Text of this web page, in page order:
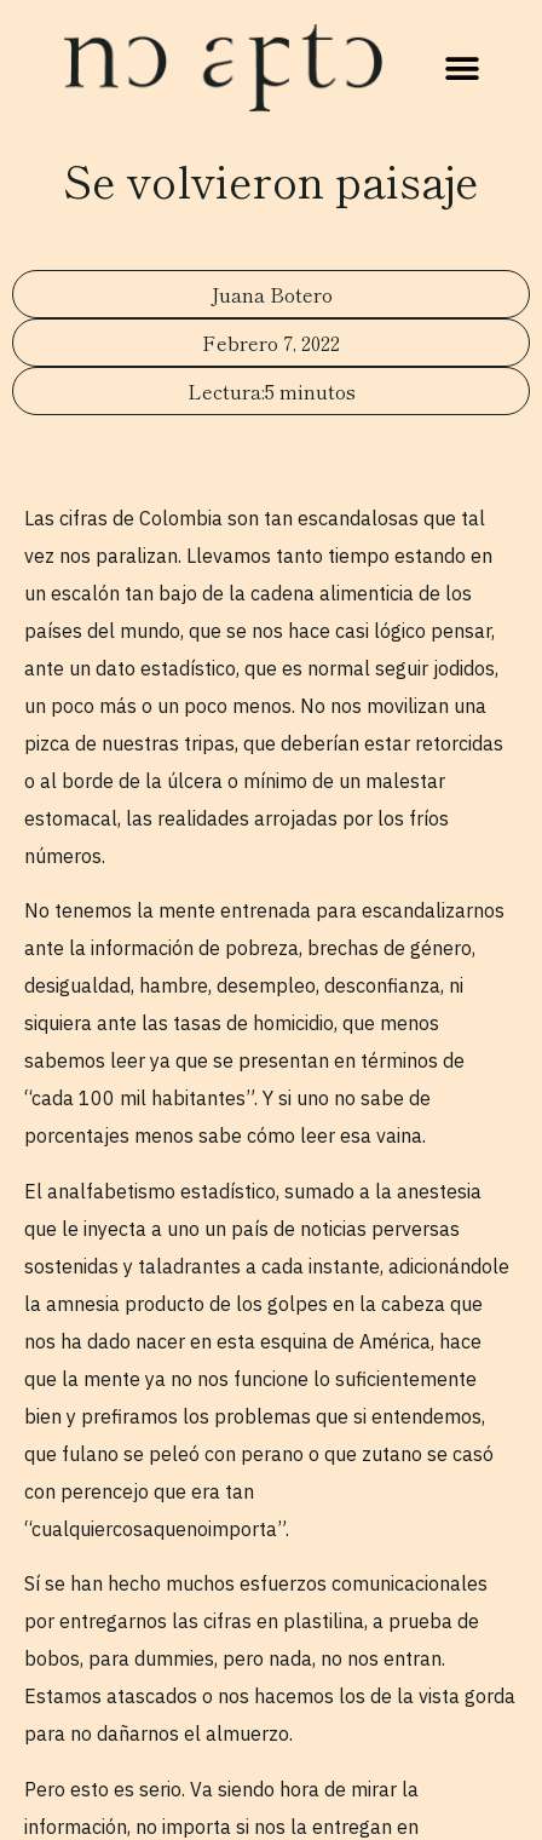
Se volvieron paisaje
Juana Botero
Febrero 7, 2022
5 minutos
Las cifras de Colombia son tan escandalosas que tal
vez nos paralizan. Llevamos tanto tiempo estando en
un escalón tan bajo de la cadena alimenticia de los
países del mundo, que se nos hace casi lógico pensar,
ante un dato estadístico, que es normal seguir jodidos,
un poco más o un poco menos. No nos movilizan una
pizca de nuestras tripas, que deberían estar retorcidas
o al borde de la úlcera o mínimo de un malestar
estomacal, las realidades arrojadas por los fríos
números.
No tenemos la mente entrenada para escandalizarnos
ante la información de pobreza, brechas de género,
desigualdad, hambre, desempleo, desconfianza, ni
siquiera ante las tasas de homicidio, que menos
sabemos leer ya que se presentan en términos de
“cada 100 mil habitantes”. Y si uno no sabe de
porcentajes menos sabe cómo leer esa vaina.
El analfabetismo estadístico, sumado a la anestesia
que le inyecta a uno un país de noticias perversas
sostenidas y taladrantes a cada instante, adicionándole
la amnesia producto de los golpes en la cabeza que
nos ha dado nacer en esta esquina de América, hace
que la mente ya no nos funcione lo suficientemente
bien y prefiramos los problemas que si entendemos,
que fulano se peleó con perano o que zutano se casó
con perencejo que era tan
“cualquiercosaquenoimporta”.
Sí se han hecho muchos esfuerzos comunicacionales
por entregarnos las cifras en plastilina, a prueba de
bobos, para dummies, pero nada, no nos entran.
Estamos atascados o nos hacemos los de la vista gorda
para no dañarnos el almuerzo.
Pero esto es serio. Va siendo hora de mirar la
información, no importa si nos la entregan en